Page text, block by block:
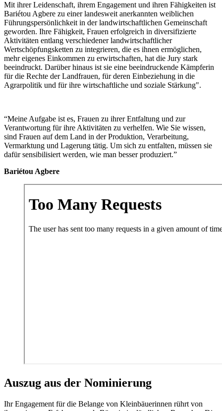
Mit ihrer Leidenschaft, ihrem Engagement und ihren Fähigkeiten ist
Bariétou Agbere zu einer landesweit anerkannten weiblichen
Führungspersönlichkeit in der landwirtschaftlichen Gemeinschaft
geworden. Ihre Fähigkeit, Frauen erfolgreich in diversifizierte
Aktivitäten entlang verschiedener landwirtschaftlicher
Wertschöpfungsketten zu integrieren, die es ihnen ermöglichen,
mehr eigenes Einkommen zu erwirtschaften, hat die Jury stark
beeindruckt. Darüber hinaus ist sie eine beeindruckende Kämpferin
für die Rechte der Landfrauen, für deren Einbeziehung in die
Agrarpolitik und für ihre wirtschaftliche und soziale Stärkung".
“Meine Aufgabe ist es, Frauen zu ihrer Entfaltung und zur
Verantwortung für ihre Aktivitäten zu verhelfen. Wie Sie wissen,
sind Frauen auf dem Land in der Produktion, Verarbeitung,
Vermarktung und Lagerung tätig. Um sich zu entfalten, müssen sie
dafür sensibilisiert werden, wie man besser produziert.”
Bariétou Agbere
Auszug aus der Nominierung
Ihr Engagement für die Belange von Kleinbäuerinnen rührt von